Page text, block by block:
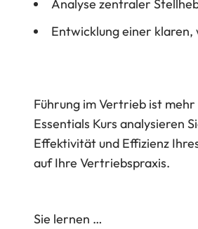
Analyse zentraler
Entwicklung einer
Führung im Vertrieb ist
Essentials Kurs analysieren
Effektivität und Effizienz
auf Ihre Vertriebspraxis.
Sie lernen …